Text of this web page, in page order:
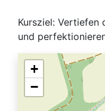
Kursziel: Vertiefen
und
+
−